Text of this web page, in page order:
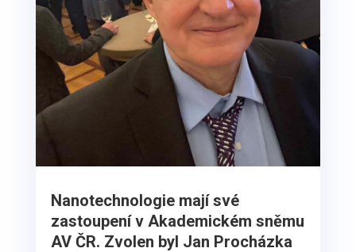
Nanotechnologie mají své
zastoupení v Akademickém sněmu
AV ČR. Zvolen byl Jan Procházka